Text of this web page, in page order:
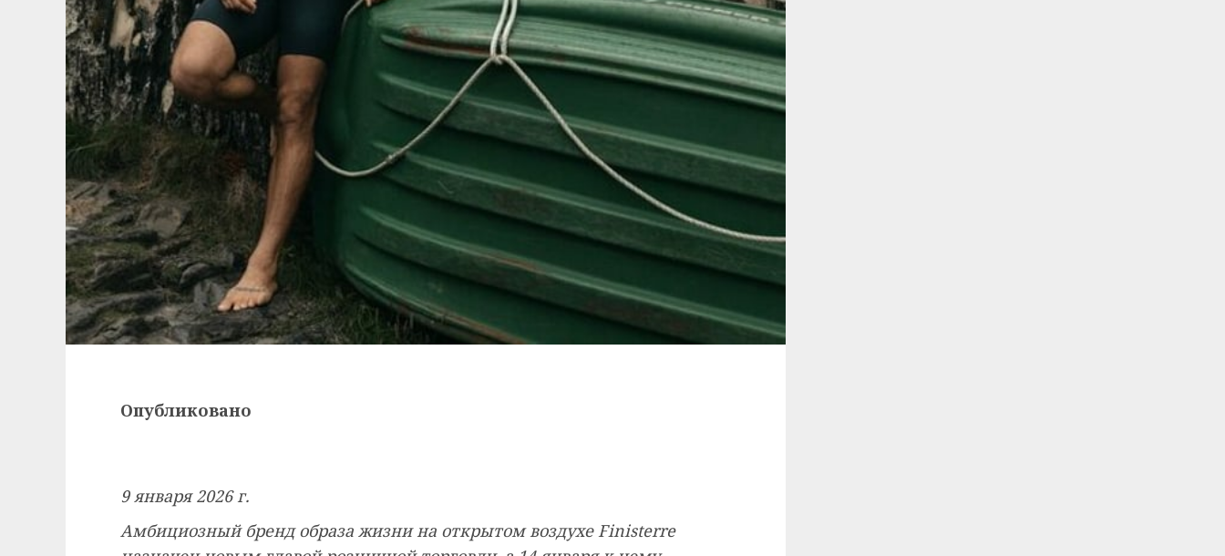
Опубликовано
9 января 2026 г.
Амбициозный бренд образа жизни на открытом воздухе Finisterre